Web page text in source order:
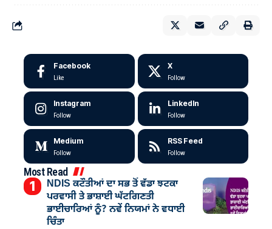
Facebook
Like
X
Follow
Instagram
Follow
LinkedIn
Follow
Medium
Follow
RSS Feed
Follow
Most Read
NDIS ਕਟੌਤੀਆਂ ਦਾ ਸਭ ਤੋਂ ਵੱਡਾ ਝਟਕਾ
ਪਰਵਾਸੀ ਤੇ ਭਾਸ਼ਾਈ ਘੱਟਗਿਣਤੀ
ਭਾਈਚਾਰਿਆਂ ਨੂੰ? ਨਵੇਂ ਨਿਯਮਾਂ ਨੇ ਵਧਾਈ
ਚਿੰਤਾ